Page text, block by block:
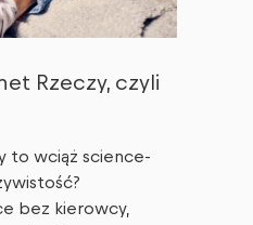
Rzeczy, czyli
to wciąż science-
bez kierowcy,